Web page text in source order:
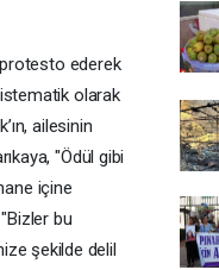
ederek
olarak
ailesinin
"Ödül gibi
içine
bu
şekilde delil